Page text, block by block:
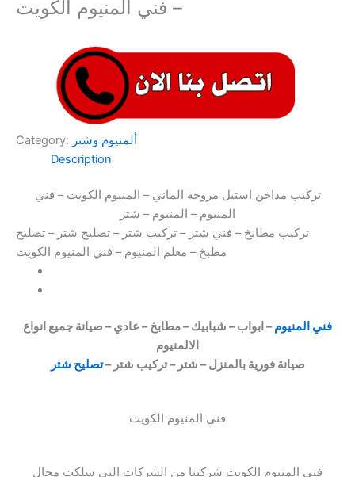
– فني المنيوم الكويت
Category: ألمنيوم وشتر
Description
تركيب مداخن استيل مروحة الماني – المنيوم الكويت – فني
المنيوم – المنيوم – شتر
تركيب مطابخ – فني شتر – تركيب شتر – تصليح شتر – تصليح
مطبخ – معلم المنيوم – فني المنيوم الكويت
فني المنيوم– ابواب – شبابيك – مطابخ – عادي – صيانة جميع انواع
الالمنيوم
صيانة فورية بالمنزل – شتر – تركيب شتر –تصليح شتر
فني المنيوم الكويت
فني المنيوم الكويت شركتنا من الشركات التى سلكت مجال